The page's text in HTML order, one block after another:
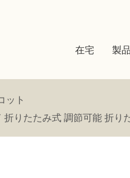
在宅 製品
ット
りたたみ式 調節可能 折り